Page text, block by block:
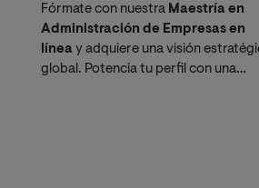
Fórmate con nuestra Maestría en
Administración de Empresas en
línea y adquiere una visión
global. Potencia tu perfil con una